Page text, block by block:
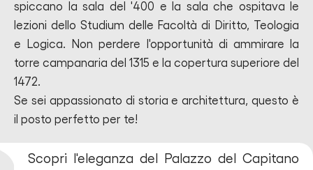
spiccano la sala del '400 e la sala che ospitava le
lezioni dello Studium delle Facoltà di Diritto, Teologia
e Logica. Non perdere l'opportunità di ammirare la
torre campanaria del 1315 e la copertura superiore del
1472.
Se sei appassionato di storia e architettura, questo è
il posto perfetto per te!
Scopri l'eleganza del Palazzo del Capitano